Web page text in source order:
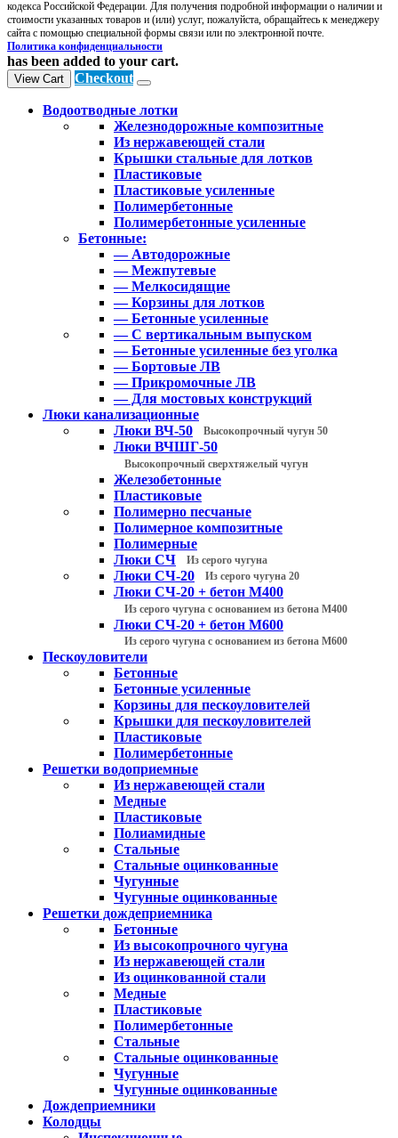
кодекса Российской Федерации. Для получения подробной информации о наличии и
стоимости указанных товаров и (или) услуг, пожалуйста, обращайтесь к менеджеру
сайта с помощью специальной формы связи или по электронной почте.
Политика конфиденциальности
has been added to your cart.
View Cart Checkout
Водоотводные лотки
Железнодорожные композитные
Из нержавеющей стали
Крышки стальные для лотков
Пластиковые
Пластиковые усиленные
Полимербетонные
Полимербетонные усиленные
Бетонные:
— Автодорожные
— Межпутевые
— Мелкосидящие
— Корзины для лотков
— Бетонные усиленные
— С вертикальным выпуском
— Бетонные усиленные без уголка
— Бортовые ЛВ
— Прикромочные ЛВ
— Для мостовых конструкций
Люки канализационные
Люки ВЧ-50
Высокопрочный чугун 50
Люки ВЧШГ-50
Высокопрочный сверхтяжелый чугун
Железобетонные
Пластиковые
Полимерно песчаные
Полимерное композитные
Полимерные
Люки СЧ
Из серого чугуна
Люки СЧ-20 Из серого чугуна 20
Люки СЧ-20 + бетон М400
Из серого чугуна с основанием из бетона М400
Люки СЧ-20 + бетон М600
Из серого чугуна с основанием из бетона М600
Пескоуловители
Бетонные
Бетонные усиленные
Корзины для пескоуловителей
Крышки для пескоуловителей
Пластиковые
Полимербетонные
Решетки водоприемные
Из нержавеющей стали
Медные
Пластиковые
Полиамидные
Стальные
Стальные оцинкованные
Чугунные
Чугунные оцинкованные
Решетки дождеприемника
Бетонные
Из высокопрочного чугуна
Из нержавеющей стали
Из оцинкованной стали
Медные
Пластиковые
Полимербетонные
Стальные
Стальные оцинкованные
Чугунные
Чугунные оцинкованные
Дождеприемники
Колодцы